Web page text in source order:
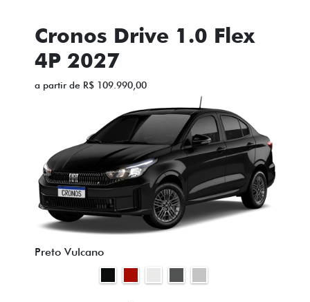
Cronos Drive 1.0 Flex
4P 2027
a partir de R$ 109.990,00
Preto Vulcano